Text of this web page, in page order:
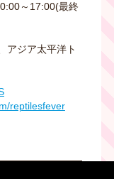
～17:00(最終
アジア太平洋ト
reptilesfever